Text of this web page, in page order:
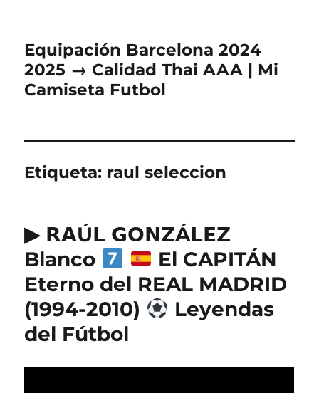
Equipación Barcelona 2024
2025 → Calidad Thai AAA | Mi
Camiseta Futbol
Etiqueta: raul seleccion
▶ 𝗥𝗔Ú𝗟 𝗚𝗢𝗡𝗭Á𝗟𝗘𝗭
Blanco
El CAPITÁN
Eterno del REAL MADRID
(1994-2010)
Leyendas
del Fútbol